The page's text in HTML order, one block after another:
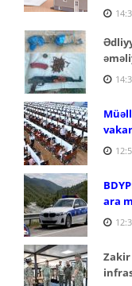
ara
Zakir